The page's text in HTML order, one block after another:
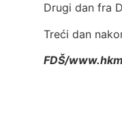
Drugi dan fra
Treći dan
FDŠ/